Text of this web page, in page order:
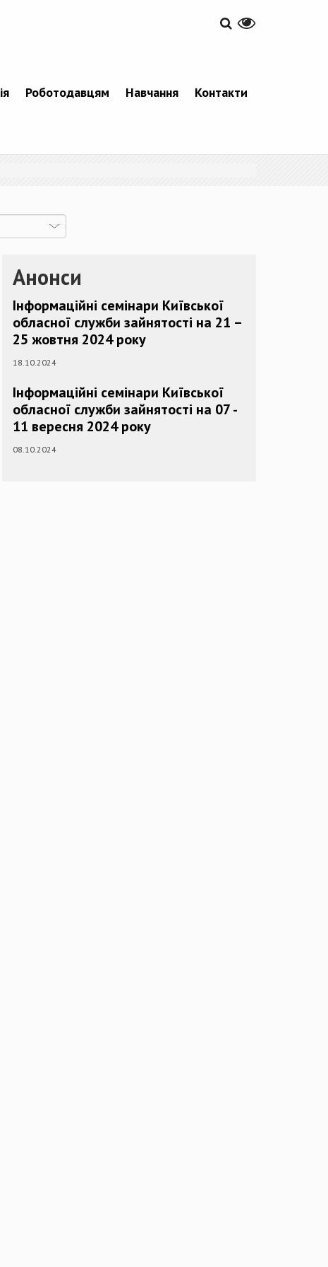
Роботодавцям Навчання Контакти
Анонси
Інформаційні семінари Київської
обласної служби зайнятості на 21 –
25 жовтня 2024 року
18.10.2024
Інформаційні семінари Київської
обласної служби зайнятості на 07 -
11 вересня 2024 року
08.10.2024